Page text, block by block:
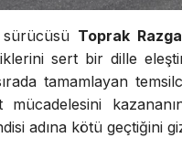
Toprak
sert bir dille
tamamlayan
adına kötü geçtiğini